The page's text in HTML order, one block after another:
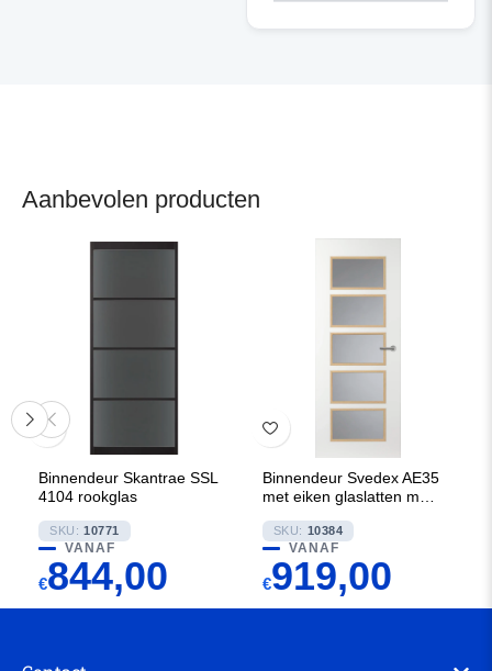
Aanbevolen producten
Binnendeur Skantrae SSL
4104 rookglas
SKU: 10771
VANAF
€844,00
Binnendeur Svedex AE35
met eiken glaslatten met
SKU: 10384
VANAF
€919,00